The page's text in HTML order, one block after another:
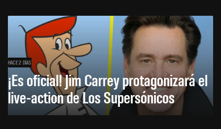
HACE 2 DÍAS
¡Es oficial! Jim Carrey protagonizará el
live-action de Los Supersónicos